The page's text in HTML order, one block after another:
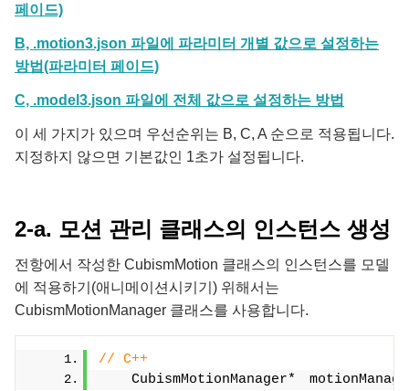
페이드)
B, .motion3.json 파일에 파라미터 개별 값으로 설정하는
방법(파라미터 페이드)
C, .model3.json 파일에 전체 값으로 설정하는 방법
이 세 가지가 있으며 우선순위는 B, C, A 순으로 적용됩니다.
지정하지 않으면 기본값인 1초가 설정됩니다.
2-a. 모션 관리 클래스의 인스턴스 생성
전항에서 작성한 CubismMotion 클래스의 인스턴스를 모델
에 적용하기(애니메이션시키기) 위해서는
CubismMotionManager 클래스를 사용합니다.
// C++
CubismMotionManager*　